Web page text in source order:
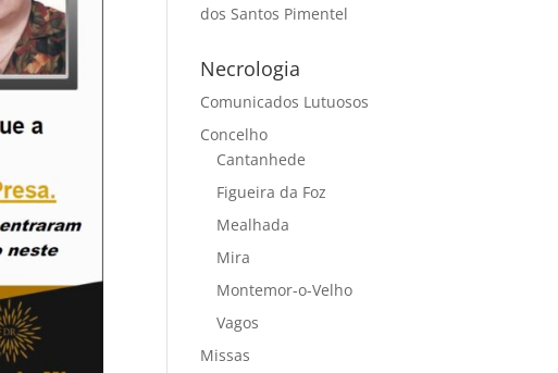
dos Santos Pimentel
Necrologia
Comunicados Lutuosos
Concelho
Cantanhede
Figueira da Foz
Mealhada
Mira
Montemor-o-Velho
Vagos
Missas